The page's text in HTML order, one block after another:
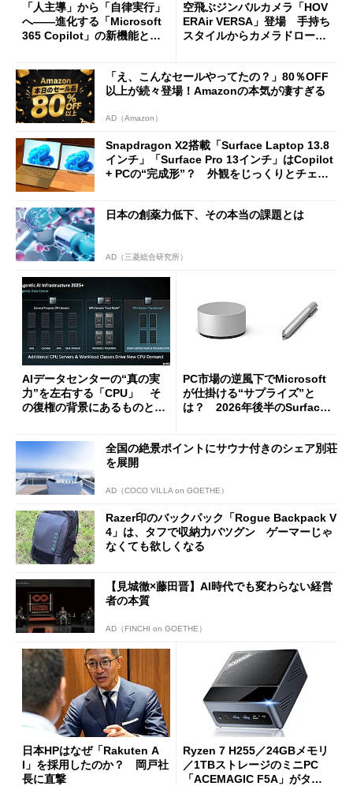
「人主導」から「自律実行」
へ――進化する「Microsoft
365 Copilot」の新機能とエ
空飛ぶジンバルカメラ「HOV
ERAir VERSA」登場 手持ち
スタイルからカメラドローン
「え、こんなセールやってたの？」80％OFF
以上が続々登場！Amazonの本気が凄すぎる
AD（Amazon）
Snapdragon X2搭載「Surface Laptop 13.8
インチ」「Surface Pro 13インチ」はCopilot
+ PCの“完成形”？ 外観をじっくりとチェッ
日本の創薬力低下、その本当の課題とは
AD（三菱総合研究所）
AIデータセンターの“真の実
力”を左右する「CPU」 そ
の復権の背景にあるものと
PC市場の逆風下でMicrosoft
が仕掛ける“サプライズ”と
は？ 2026年後半のSurface
全国の絶景ポイントにサウナ付きのシェア別荘
を展開
AD（COCO VILLA on GOETHE）
Razer印のバックパック「Rogue Backpack V
4」は、タフで収納力バツグン ゲーマーじゃ
なくても欲しくなる
【見城徹×藤田晋】AI時代でも変わらない経営
者の本質
AD（FINCHI on GOETHE）
日本HPはなぜ「Rakuten A
I」を採用したのか？ 岡戸社
長に直撃
Ryzen 7 H255／24GBメモリ
／1TBストレージのミニPC
「ACEMAGIC F5A」がタイ